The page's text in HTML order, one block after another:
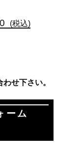
(税込)
せ下さい。
ーム